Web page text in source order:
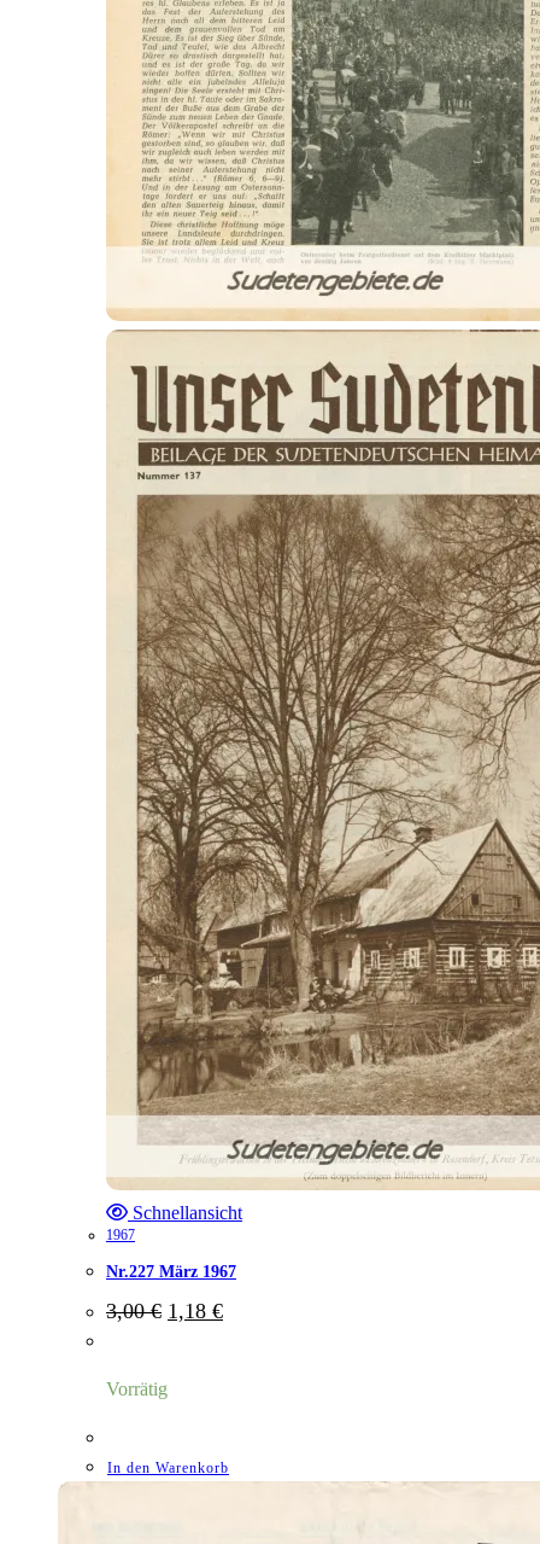
Schnellansicht
1967
Nr.227 März 1967
3,00€ Ursprünglicher
Preis
1,18 €Aktueller
Vorrätig
In den Warenkorb